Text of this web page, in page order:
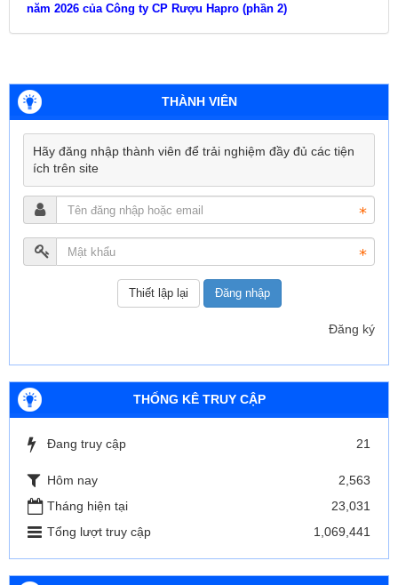
năm 2026 của Công ty CP Rượu Hapro (phần 2)
THÀNH VIÊN
Hãy đăng nhập thành viên để trải nghiệm đầy đủ các tiện
ích trên site
Đăng nhập
Đăng ký
THỐNG KÊ TRUY CẬP
Đang truy cập 21
Hôm nay
2,563
Tháng hiện tại
23,031
Tổng lượt truy cập
1,069,441